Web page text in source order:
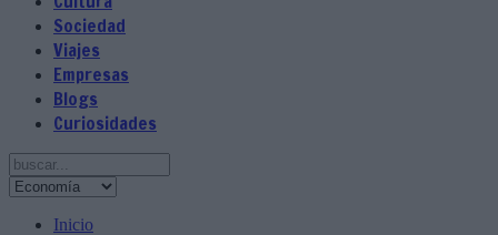
Sociedad
Viajes
Empresas
Blogs
Curiosidades
Inicio